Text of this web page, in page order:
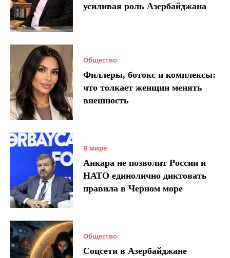
усиливая роль Азербайджана
Общество
Филлеры, ботокс и комплексы:
что толкает женщин менять
внешность
В мире
Анкара не позволит России и
НАТО единолично диктовать
правила в Черном море
Общество
Соцсети в Азербайджане